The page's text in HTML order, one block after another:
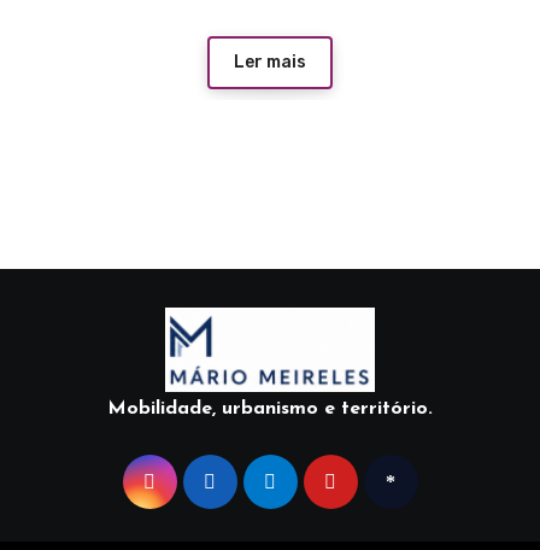
Ler mais
Mobilidade, urbanismo e território.